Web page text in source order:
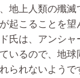
地上人類の殲滅
起こることを
氏は、アンシャ
いるので、地球
られないようで